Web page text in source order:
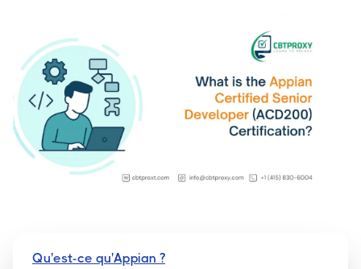
Qu'est-ce qu'Appian ?